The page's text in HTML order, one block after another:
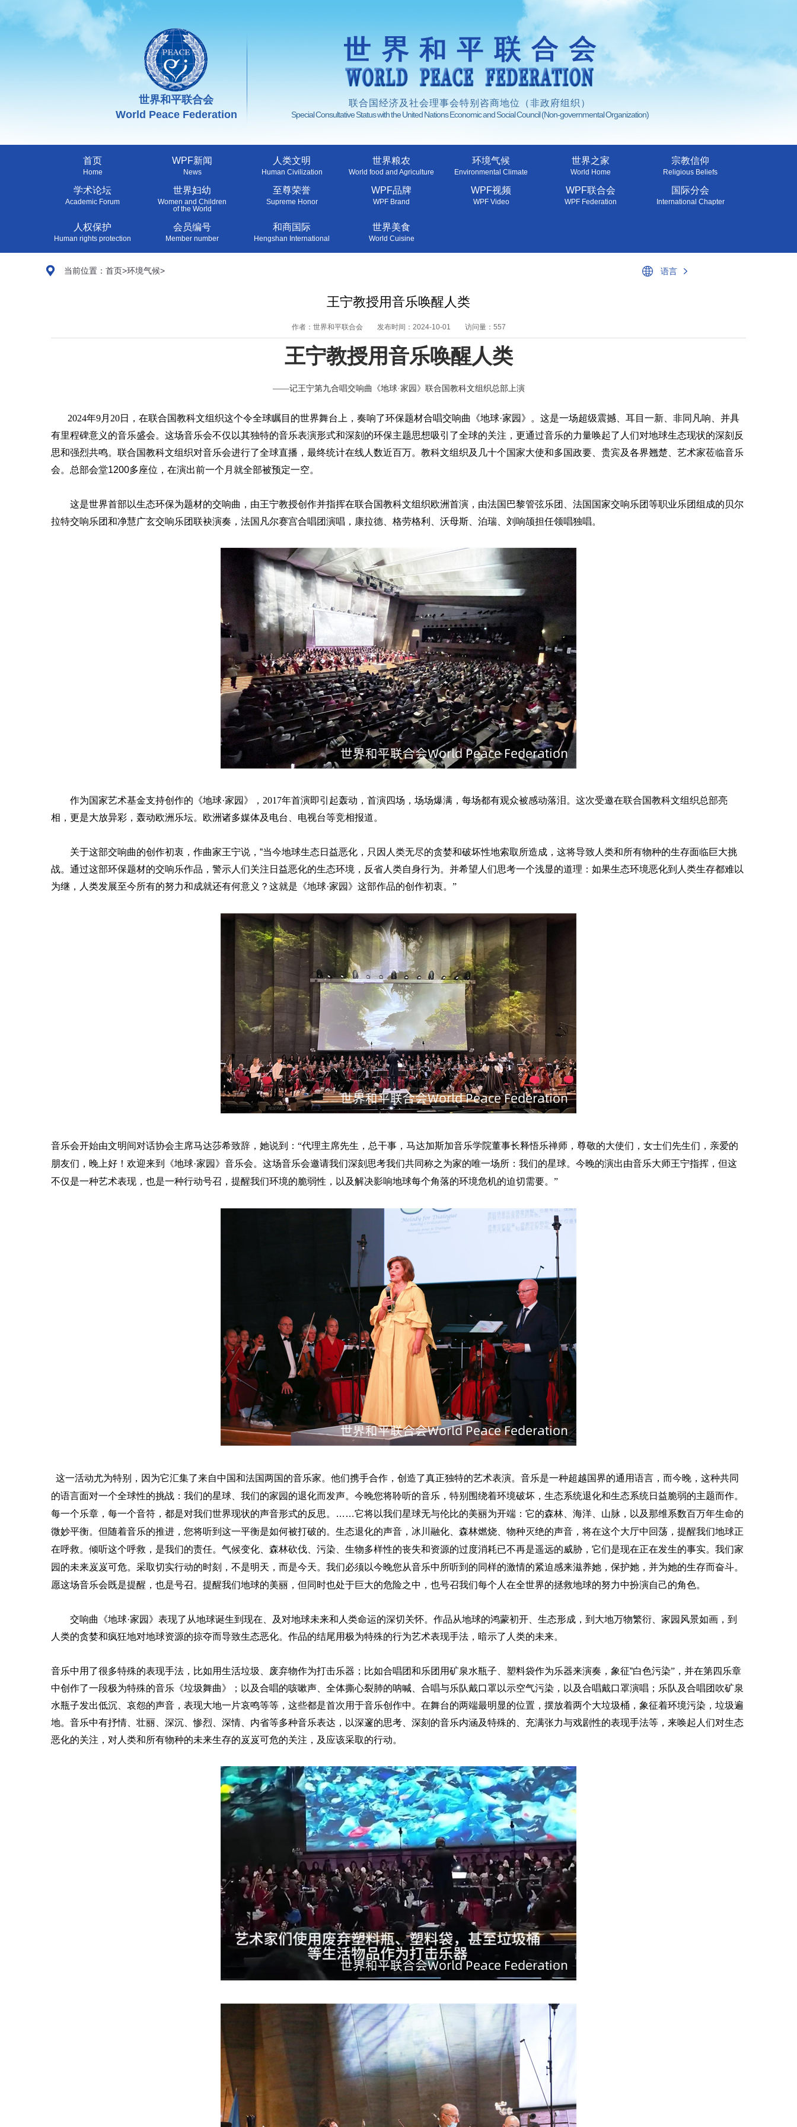
世界和平联合会
World Peace Federation
联合国经济及社会理事会特别咨商地位（非政府组织）
Special Consultative Status with the United Nations Economic and Social Council (Non-governmental Organization)
首页
Home
WPF新闻
News
人类文明
Human Civilization
世界粮农
World food and Agriculture
环境气候
Environmental Climate
世界之家
World Home
宗教信仰
Religious Beliefs
学术论坛
Academic Forum
世界妇幼
Women and Children
of the World
至尊荣誉
Supreme Honor
WPF品牌
WPF Brand
WPF视频
WPF Video
WPF联合会
WPF Federation
国际分会
International Chapter
人权保护
Human rights protection
会员编号
Member number
和商国际
Hengshan International
世界美食
World Cuisine
当前位置： 首页>环境气候> 语言
王宁教授用音乐唤醒人类
作者：世界和平联合会 发布时间：2024-10-01 访问量：557
王宁教授用音乐唤醒人类
——记王宁第九合唱交响曲《地球·家园》联合国教科文组织总部上演
2024年9月20日，在联合国教科文组织这个令全球瞩目的世界舞台上， 奏响了环保题材合唱交响曲《地球·家园》 。这是一场超级震撼、耳目一新、非同凡响 、并具
有里程碑意义 的音乐盛会。这场音乐会不仅以其独特的音乐表演形式和深刻的环保主题思想吸引了全球的关注，更通过音乐的力量唤起了人们对地球生态现状的深刻反
思和强烈共鸣。 联合国教科文组织对音乐会进行了全球直播，最终统计在线人数近百万。 教科文组织及几十个国家大使和多国政要、贵宾及各界翘楚、艺术家莅临音乐
会。总部会堂1200多座位，在演出前一个月就全部被预定一空。
这是世界首部以生态环保为题材的交响曲，由王宁教授创作并指挥在联合国教科文组织欧洲首演，由法国巴黎管弦乐团、法国国家交响乐团等职业乐团组成的贝尔
拉特交响乐团和净慧广玄交响乐团联袂演奏，法国凡尔赛宫合唱团演唱，康拉德、格劳格利、沃母斯、泊瑞、刘响颉担任领唱独唱。
作为国家艺术基金支持创作的《地球·家园》，2017年首演即引起轰动，首演四场，场场爆满，每场都有观众被感动落泪。这次受邀在联合国教科文组织总部亮
相，更是大放异彩，轰动欧洲乐坛。欧洲诸多媒体及电台、电视台等竞相报道。
关于这部交响曲的创作初衷，作曲家王宁说， “当今地球生态日益恶化，只因人类无尽的贪婪和破坏性地索取 所造成 ，这将导致人类和所有物种的生存面临巨大挑
战。 通过这部环保题材的交响乐作品，警示人们关注日益恶化的生态环境，反省人类自身行为。并希望人们思考一个浅显的道理： 如果生态环境恶化到 人类生存都难以
为继 ，人类发展至今所有的努力和成就还有何意义？ 这就是《地球·家园》 这部作品的创作初衷。 ”
音乐会开始由文明间对话协会主席马达莎希致辞，她说到： “代理主席先生，总干事，马达加斯加音乐学院董事长释悟乐禅师， 尊敬的大使们，女士们先生们，亲爱的
朋友们，晚上好！ 欢迎来到《地球·家园》音乐会。这场音乐会邀请我们深刻 思考我们共同称之为家的唯一场所：我们的星球。今晚的演出由音乐大师王宁指挥 ， 但这
不仅是一种艺术表现，也是一种行动号召，提醒我们环境的脆弱性，以及解决影响地球每个角落的环境危机的迫切需要。 ”
这一活动尤为特别，因为它汇集了来自中国和法国两国的音乐家。他们携手合作，创造了真正独特的艺术表演。音乐是一种超越国界的通用语言，而今晚，这种共同
的语言面对一个全球性的挑战：我们的星球、我们的家园的退化而发声。今晚您将聆听的音乐，特别围绕着环境破坏，生态系统退化和生态系统日益脆弱的主题而作。
每一个乐章，每一个音符，都是对我们世界现状的声音形式的反思。 ……它将以我们星球无与伦比的美丽为开端：它的森林、海洋、山脉，以及那维系数百万年生命的
微妙平衡。但随着音乐的推进，您将听到这一平衡是如何被打破的。 生态退化的声音 ， 冰川融化、森林燃烧 物种灭绝的声音 ， 将在这个大厅中回荡，提醒我们地球正
在呼救。倾听这个呼救 ，是我们的责任。气候变化、森林砍伐、污染、生物多样性的丧失和资源的过度消耗已不再是遥远的威胁 ， 它们是现在正在发生的事实。我们家
园的未来岌岌可危。 采取切实行动的时刻，不是明天，而是今天。我们必须以今晚您从音乐中所听到的同样的激情的紧迫感来滋养她，保护她，并为她的生存而奋斗。
愿这场音乐会既是提醒，也是号召。提醒我们地球的美丽，但同时也处于巨大的危险之中 ， 也号召我们每个人在全世界的拯救地球的努力中扮演自己的角色。
交响曲《地球·家园》表现了从地球诞生到现在、及对地球未来和人类命运的深切关怀。作品从地球的鸿蒙初开、生态形成，到大地万物繁衍、家园风景如画，到
人类的贪婪和疯狂地对地球资源的掠夺而导致生态恶化。 作品的结尾用极为特殊的行为艺术表现手法， 暗示了 人类的未来。
音乐中用了很多特殊的表现手法 ， 比如用生活垃圾、废弃物作为打击乐器 ； 比如合唱团和乐团 用矿泉水瓶子、塑料袋作为乐器来演奏，象征“白色污染”，并在第四乐章
中创作了一段极为特殊的音乐《垃圾舞曲》；以及合唱的咳嗽声、全体撕心裂肺的呐喊、合唱与乐队戴口罩以示空气污染，以及合唱戴口罩演唱 ；乐队及合唱团吹矿泉
水瓶子发出低沉、哀怨的声音，表现大地一片哀鸣等等，这些都是首次用于音乐创作中。 在舞台的两端最明显的位置，摆放着两个大垃圾桶，象征着环境污染，垃圾遍
地。 音乐中有抒情、壮丽、深沉、惨烈、深情、内省等多种音乐表达，以深邃的思考、深刻的音乐内涵及特殊的、充满张力与戏剧性的表现手法等，来唤起人们对生态
恶化的关注，对人类和所有物种的未来生存的岌岌可危的关注 ， 及应该采取的行动。